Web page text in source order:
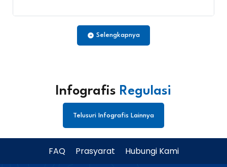
Selengkapnya
Infografis Regulasi
Telusuri Infografis Lainnya
FAQ Prasyarat Hubungi Kami